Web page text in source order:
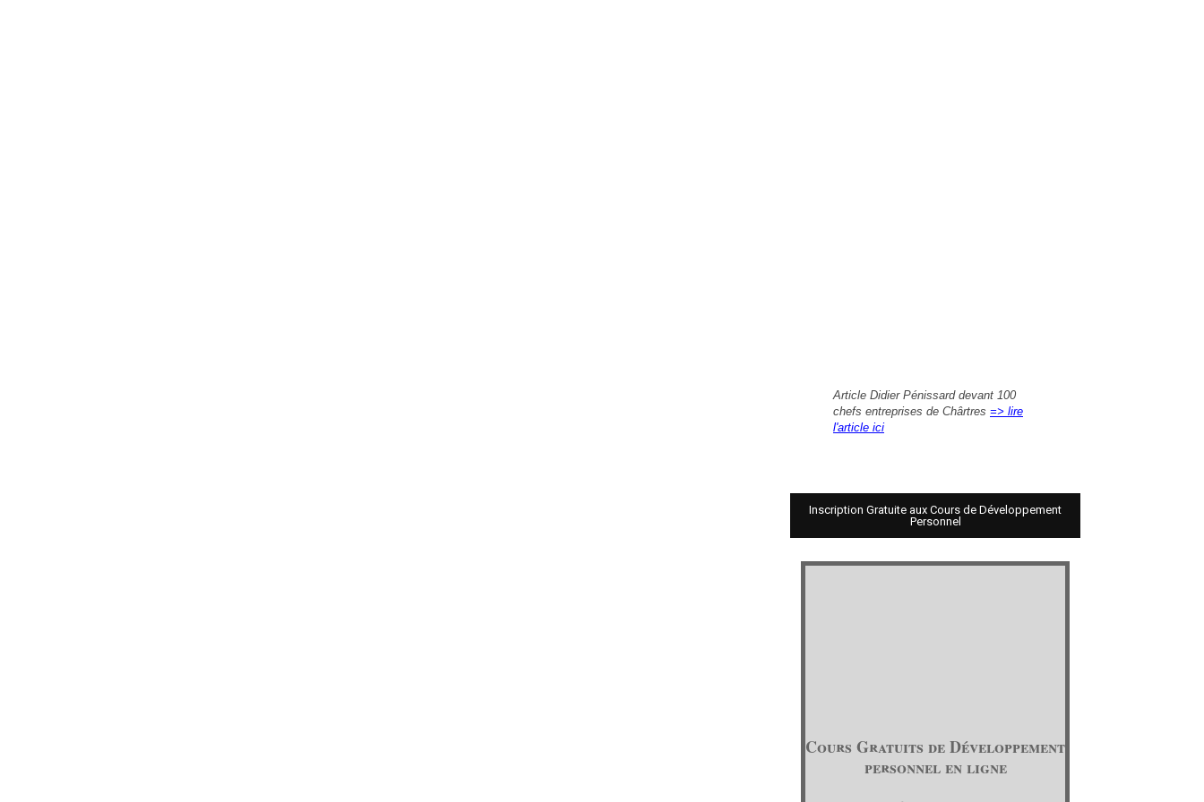
Article Didier Pénissard devant 100
chefs entreprises de Chârtres => lire
l'article ici
Inscription Gratuite aux Cours de Développement
Personnel
Cours Gratuits de Développement
personnel en ligne